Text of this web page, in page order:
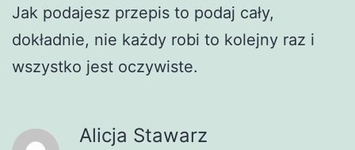
Jak podajesz przepis to podaj cały,
dokładnie, nie każdy robi to kolejny raz i
wszystko jest oczywiste.
Alicja Stawarz